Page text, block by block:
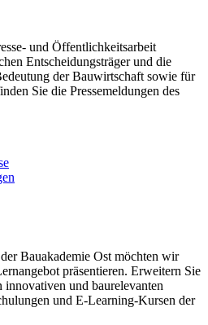
und Öffentlichkeitsarbeit
Entscheidungsträger und die
der Bauwirtschaft sowie für
Sie die Pressemeldungen des
Bauakademie Ost möchten wir
präsentieren. Erweitern Sie
innovativen und baurelevanten
und E-Learning-Kursen der